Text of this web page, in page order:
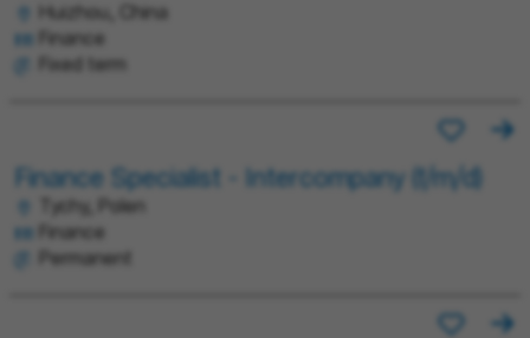
Finance
Fixed term
Finance Specialist - Intercompany (f/m/d)
Tychy, Polen
Finance
Permanent